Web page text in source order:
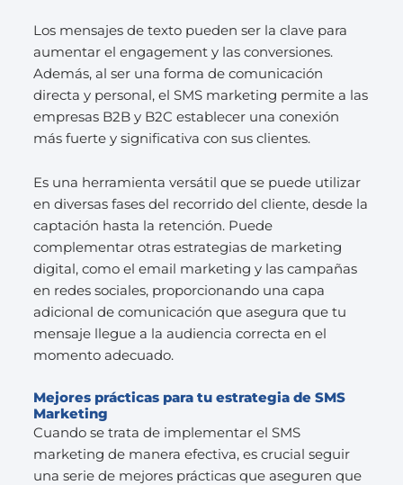
Los mensajes de texto pueden ser la clave para
aumentar el engagement y las conversiones.
Además, al ser una forma de comunicación
directa y personal, el SMS marketing permite a las
empresas B2B y B2C establecer una conexión
más fuerte y significativa con sus clientes.
Es una herramienta versátil que se puede utilizar
en diversas fases del recorrido del cliente, desde la
captación hasta la retención. Puede
complementar otras estrategias de marketing
digital, como el email marketing y las campañas
en redes sociales, proporcionando una capa
adicional de comunicación que asegura que tu
mensaje llegue a la audiencia correcta en el
momento adecuado.
Mejores prácticas para tu estrategia de SMS
Marketing
Cuando se trata de implementar el SMS
marketing de manera efectiva, es crucial seguir
una serie de mejores prácticas que aseguren que